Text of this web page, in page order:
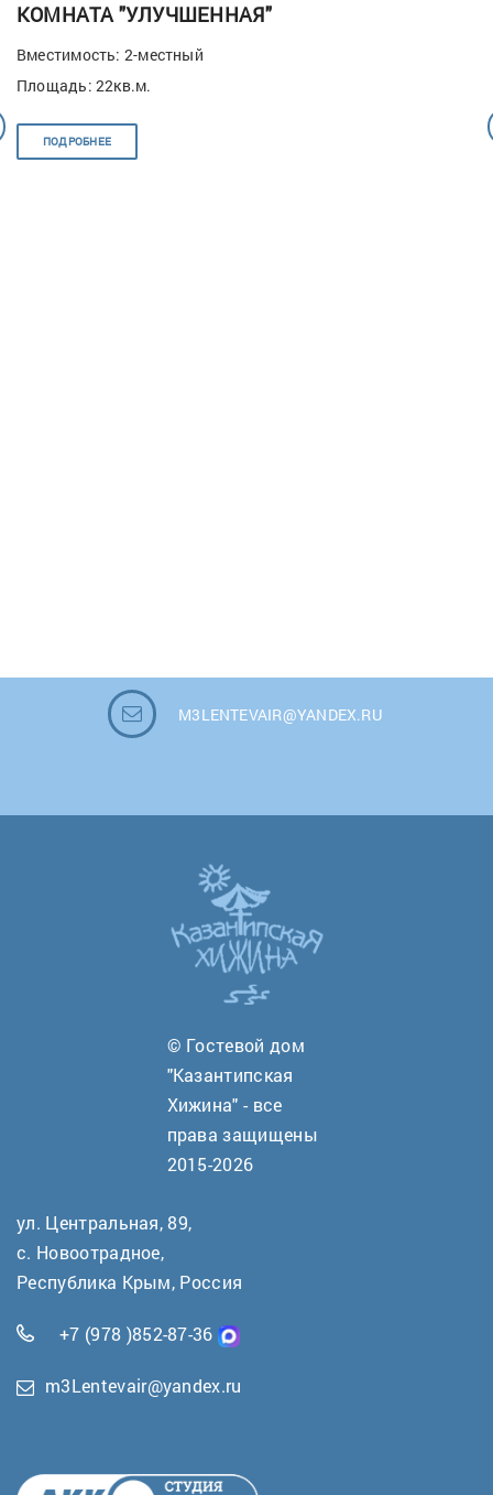
КОМНАТА "УЛУЧШЕННАЯ"
Вместимость: 2-местный
Площадь: 22кв.м.
ПОДРОБНЕЕ
M3LENTEVAIR@YANDEX.RU
© Гостевой дом
"Казантипская
Хижина" - все
права защищены
2015-2026
ул. Центральная, 89,
с. Новоотрадное,
Республика Крым, Россия
+7 (978 )852-87-36
m3Lentevair@yandex.ru